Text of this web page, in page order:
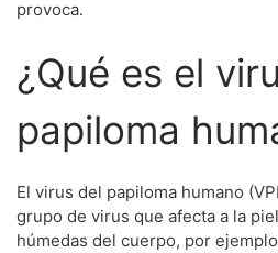
provoca.
¿Qué es el
papiloma
El virus del papiloma humano
grupo de virus que afecta a la
húmedas del cuerpo, por